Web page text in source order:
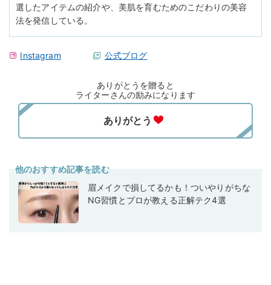
選したアイテムの紹介や、美肌を育むためのこだわりの美容
法を発信している。
Instagram 公式ブログ
ありがとうを贈ると
ライターさんの励みになります
他のおすすめ記事を読む
眉メイクで損してるかも！ついやりがちな
NG習慣とプロが教える正解テク4選